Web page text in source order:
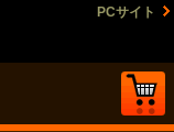
PCサイト